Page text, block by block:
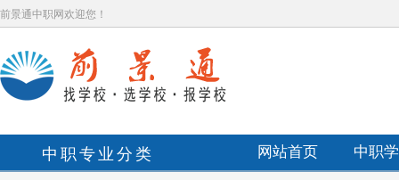
前景通中职网欢迎您！
中职专业分类 网站首页 中职